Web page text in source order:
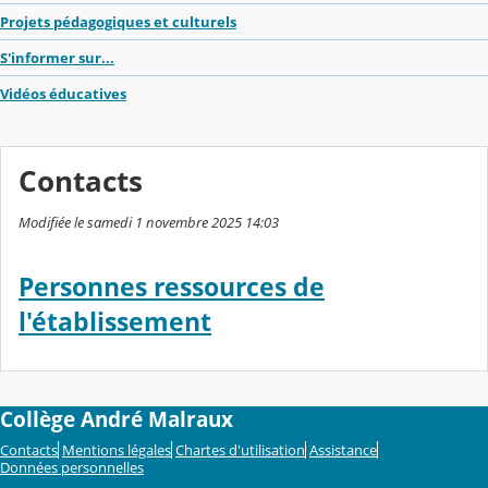
Projets pédagogiques et culturels
S'informer sur...
Vidéos éducatives
Contacts
Modifiée le samedi 1 novembre 2025 14:03
Personnes ressources de
l'établissement
Collège André Malraux
Contacts Mentions légales Chartes d'utilisation Assistance
Données personnelles